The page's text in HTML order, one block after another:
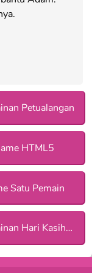
Petualangan
HTML5
Satu Pemain
Permainan Hari Kasih Sayang